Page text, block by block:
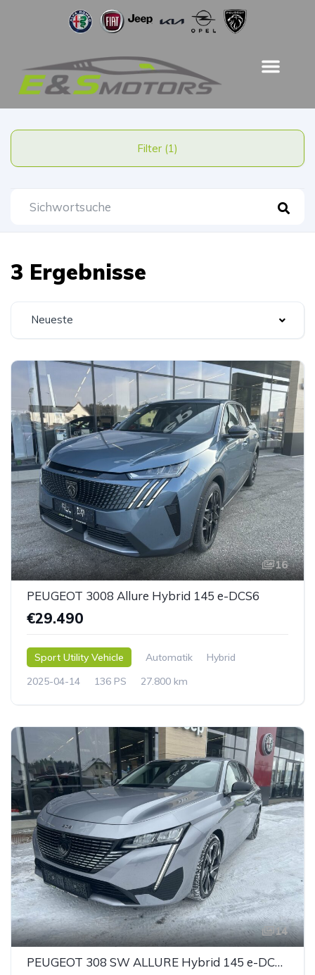
Filter (1)
3 Ergebnisse
Neueste
16
PEUGEOT 3008 Allure Hybrid 145 e-DCS6
€29.490
Sport Utility Vehicle Automatik
Hybrid
2025-04-14
136 PS 27.800 km
14
PEUGEOT 308 SW ALLURE Hybrid 145 e-DCS6